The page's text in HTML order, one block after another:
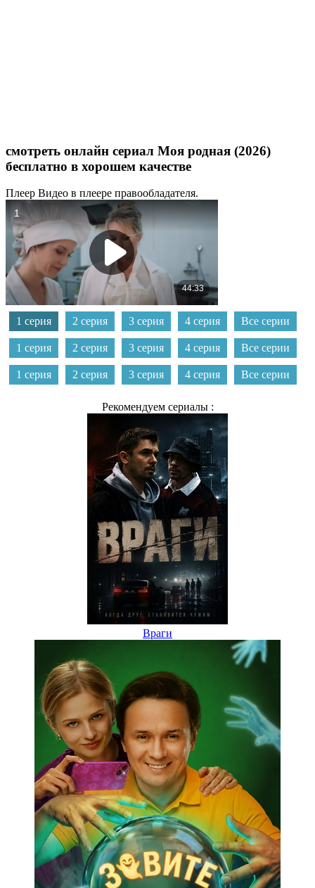
смотреть онлайн сериал Моя родная (2026)
бесплатно в хорошем качестве
Плеер Видео в плеере правообладателя.
1 серия 2 серия 3 серия 4 серия Все серии
1 серия 2 серия 3 серия 4 серия Все серии
1 серия 2 серия 3 серия 4 серия Все серии
Рекомендуем сериалы :
Враги